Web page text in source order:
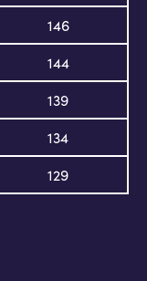
146
144
139
134
129